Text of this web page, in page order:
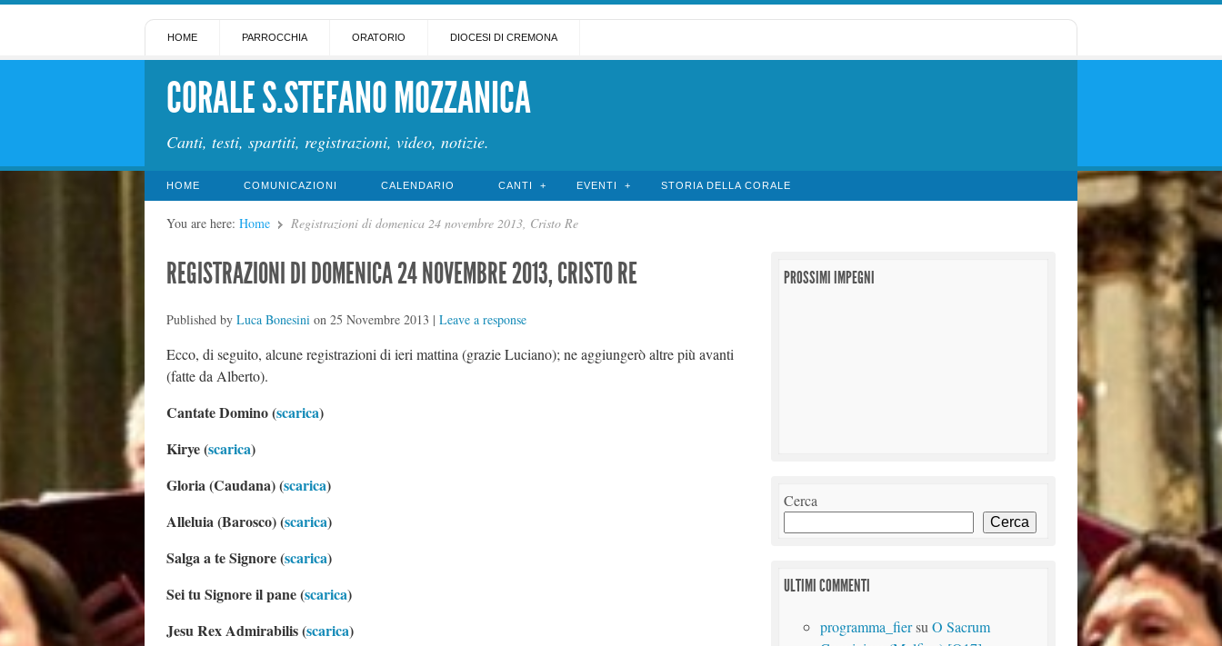
HOME PARROCCHIA ORATORIO DIOCESI DI CREMONA
CORALE S.STEFANO MOZZANICA
Canti, testi, spartiti, registrazioni, video, notizie.
HOME COMUNICAZIONI CALENDARIO CANTI EVENTI STORIA DELLA CORALE
You are here: Home Registrazioni di domenica 24 novembre 2013, Cristo Re
REGISTRAZIONI DI DOMENICA 24 NOVEMBRE 2013, CRISTO RE
Published by Luca Bonesinion 25 Novembre 2013 | Leave a response
Ecco, di seguito, alcune registrazioni di ieri mattina (grazie Luciano); ne aggiungerò altre più avanti
(fatte da Alberto).
Cantate Domino (scarica)
Kirye (scarica)
Gloria (Caudana) (scarica)
Alleluia (Barosco) (scarica)
Salga a te Signore (scarica)
Sei tu Signore il pane (scarica)
Jesu Rex Admirabilis (scarica)
PROSSIMI IMPEGNI
Cerca
Cerca
ULTIMI COMMENTI
programma_fiersuO Sacrum